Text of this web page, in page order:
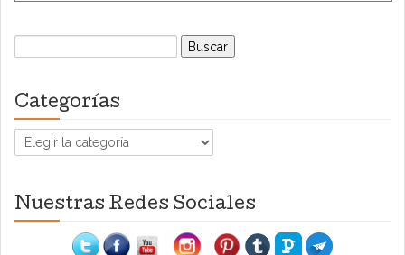
Buscar:
Categorías
Categorías
Nuestras Redes Sociales